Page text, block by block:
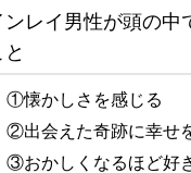
ンレイ男性が頭の中
①懐かしさを感じる
②出会えた奇跡に幸せ
③おかしくなるほど好